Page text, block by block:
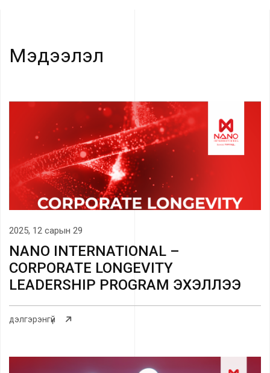
Мэдээлэл
2025, 12 сарын 29
NANO INTERNATIONAL –
CORPORATE LONGEVITY
LEADERSHIP PROGRAM ЭХЭЛЛЭЭ
дэлгэрэнгүй